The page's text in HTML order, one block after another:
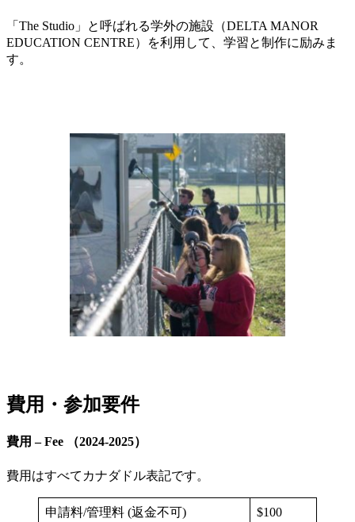
「The Studio」と呼ばれる学外の施設（DELTA MANOR
EDUCATION CENTRE）を利用して、学習と制作に励みま
す。
費用・参加要件
費用 – Fee （2024-2025）
費用はすべてカナダドル表記です。
申請料/管理料 (返金不可) $100